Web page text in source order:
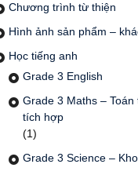
Chương trình từ thiện
Hình ảnh sản phẩm –
Học tiếng anh
Grade 3 English
Grade 3 Maths –
tích hợp
(1)
Grade 3 Science –